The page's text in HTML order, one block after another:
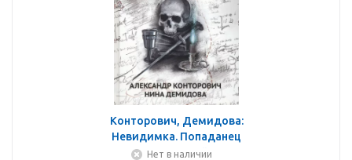
Конторович, Демидова:
Невидимка. Попаданец
в параллельный мир
Нет в наличии